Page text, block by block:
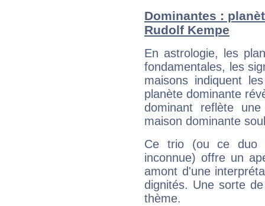
Dominantes :
Rudolf Kempe
En astrologie, les
fondamentales, les
maisons indiquent
planète dominante
dominant reflète
maison dominante
Ce trio (ou ce duo
inconnue) offre un
amont d'une
dignités. Une sorte
thème.